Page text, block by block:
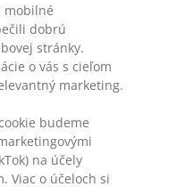
mobilné
dobrú
stránky.
o vás s cieľom
marketing.
budeme
na účely
Viac o účeloch si